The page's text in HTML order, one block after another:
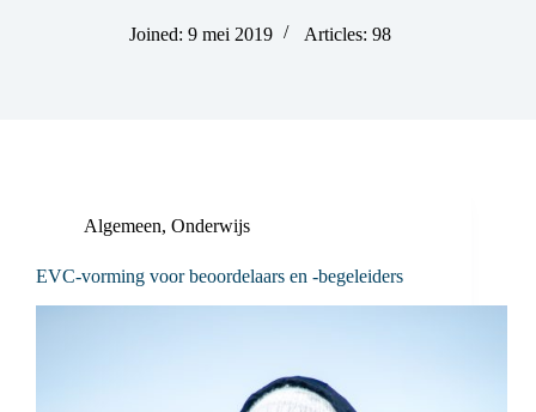
Joined: 9 mei 2019 Articles: 98
Algemeen, Onderwijs
EVC-vorming voor beoordelaars en -begeleiders